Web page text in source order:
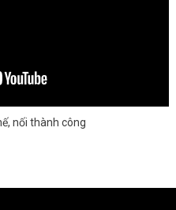
nối thành công